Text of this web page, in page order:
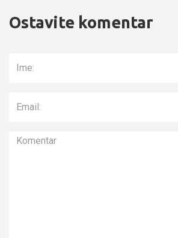
Ostavite komentar